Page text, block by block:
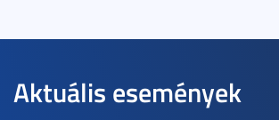
Aktuális események